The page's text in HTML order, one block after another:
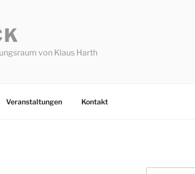
von Klaus Harth
Veranstaltungen Kontakt